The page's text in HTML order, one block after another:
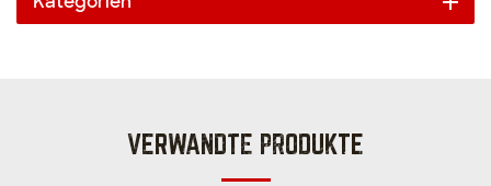
VERWANDTE PRODUKTE